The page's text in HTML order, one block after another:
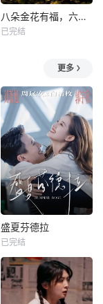
八朵金花有福，六零猎户爹进山挖宝藏
已完结
更多
盛夏芬德拉
已完结